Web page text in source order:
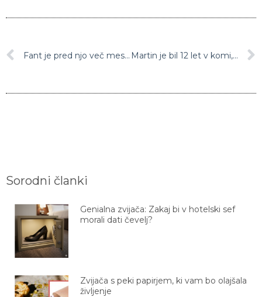
Fant je pred njo več mesecev skrival veliko skrivnost: “Kako je mogoče, da tega nisi opazila toliko časa!?” Martin je bil 12 let v komi, ko se je zbudil, njegovi domači niso mogli verjeti, kaj jim je povedal …
Sorodni članki
Genialna zvijača: Zakaj bi v hotelski sef
morali dati čevelj?
Zvijača s peki papirjem, ki vam bo olajšala
življenje